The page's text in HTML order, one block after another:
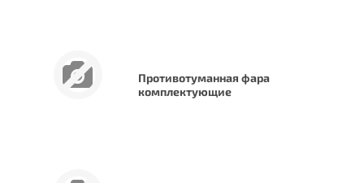
Противотуманная фара
комплектующие